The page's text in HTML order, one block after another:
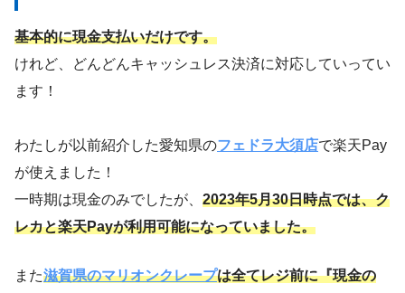
基本的に現金支払いだけです。
けれど、どんどんキャッシュレス決済に対応していってい
ます！
わたしが以前紹介した愛知県のフェドラ大須店で楽天Pay
が使えました！
一時期は現金のみでしたが、 2023年5月30日時点では、ク
レカと楽天Payが利用可能になっていました。
また滋賀県のマリオンクレープは全てレジ前に『現金の